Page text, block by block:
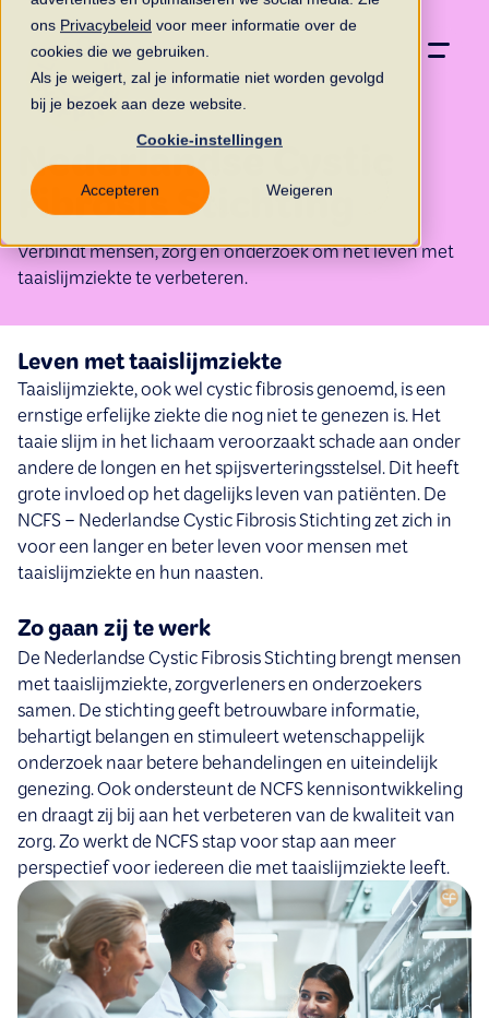
ons Privacybeleid voor meer informatie over de
cookies die we gebruiken.
Als je weigert, zal je informatie niet worden gevolgd
bij je bezoek aan deze website.
Cookie-instellingen
Accepteren Weigeren
Nederlandse Cystic
Fibrosis Stichting
Verbindt mensen, zorg en onderzoek om het leven met
taaislijmziekte te verbeteren.
Leven met taaislijmziekte
Taaislijmziekte, ook wel cystic fibrosis genoemd, is een
ernstige erfelijke ziekte die nog niet te genezen is. Het
taaie slijm in het lichaam veroorzaakt schade aan onder
andere de longen en het spijsverteringsstelsel. Dit heeft
grote invloed op het dagelijks leven van patiënten. De
NCFS – Nederlandse Cystic Fibrosis Stichting zet zich in
voor een langer en beter leven voor mensen met
taaislijmziekte en hun naasten.
Zo gaan zij te werk
De Nederlandse Cystic Fibrosis Stichting brengt mensen
met taaislijmziekte, zorgverleners en onderzoekers
samen. De stichting geeft betrouwbare informatie,
behartigt belangen en stimuleert wetenschappelijk
onderzoek naar betere behandelingen en uiteindelijk
genezing. Ook ondersteunt de NCFS kennisontwikkeling
en draagt zij bij aan het verbeteren van de kwaliteit van
zorg. Zo werkt de NCFS stap voor stap aan meer
perspectief voor iedereen die met taaislijmziekte leeft.